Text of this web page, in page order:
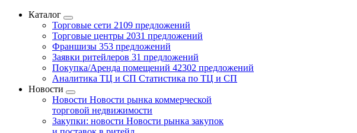
Каталог
Торговые сети 2109 предложений
Торговые центры 2031 предложений
Франшизы 353 предложений
Заявки ритейлеров 31 предложений
Покупка/Аренда помещений 42302 предложений
Аналитика ТЦ и СП Статистика по ТЦ и СП
Новости
Новости Новости рынка коммерческой
торговой недвижимости
Закупки: новости Новости рынка закупок